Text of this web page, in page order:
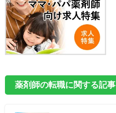
薬剤師の転職に関する記事